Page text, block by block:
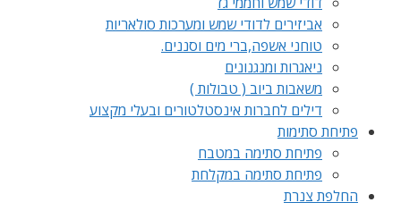
אביזירים לדודי שמש ומערכות סולאריות
טוחני אשפה,ברי מים וסננים.
ניאגרות ומנגנונים
משאבות ביוב ( טבולות )
דילים לחברות אינסטלטורים ובעלי מקצוע
פתיחת סתימות
פתיחת סתימה במטבח
פתיחת סתימה במקלחת
החלפת צנרת